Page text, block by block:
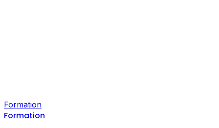
Formation
Formation